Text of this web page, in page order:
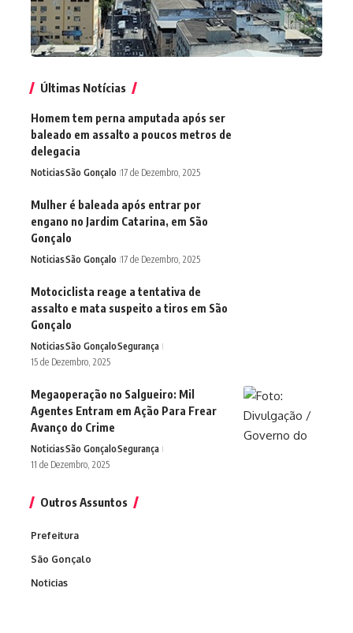
Últimas Notícias
Homem tem perna amputada após ser
baleado em assalto a poucos metros de
delegacia
NoticiasSão Gonçalo 17 de Dezembro, 2025
Mulher é baleada após entrar por
engano no Jardim Catarina, em São
Gonçalo
NoticiasSão Gonçalo 17 de Dezembro, 2025
Motociclista reage a tentativa de
assalto e mata suspeito a tiros em São
Gonçalo
NoticiasSão GonçaloSegurança
15 de Dezembro, 2025
Megaoperação no Salgueiro: Mil
Agentes Entram em Ação Para Frear
Avanço do Crime
NoticiasSão GonçaloSegurança
11 de Dezembro, 2025
Outros Assuntos
Prefeitura
São Gonçalo
Noticias